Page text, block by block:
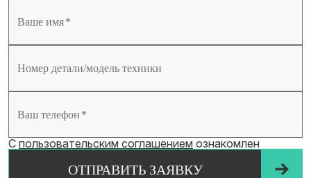
Ваше имя
Номер детали/модель техники
Ваш телефон
С пользовательским соглашением ознакомлен
ОТПРАВИТЬ ЗАЯВКУ